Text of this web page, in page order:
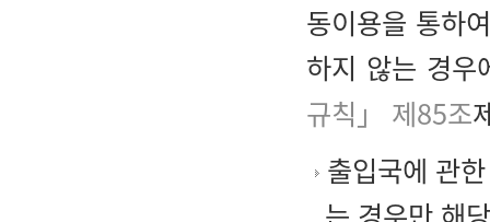
동이용을 통하
하지 않는 경우
규칙」 제85조
출입국에 관